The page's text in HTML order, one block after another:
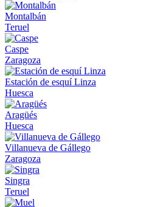
Montalbán
Teruel
Caspe
Zaragoza
Estación de esquí Linza
Huesca
Aragüés
Huesca
Villanueva de Gállego
Zaragoza
Singra
Teruel